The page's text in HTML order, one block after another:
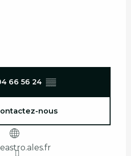
66 56 24 ▒▒
nous